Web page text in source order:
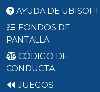
AYUDA DE UBISOFT
FONDOS DE
PANTALLA
CÓDIGO DE
CONDUCTA
JUEGOS